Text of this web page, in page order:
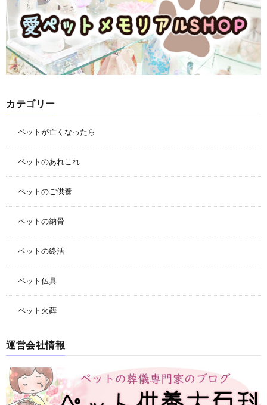
カテゴリー
ペットが亡くなったら
ペットのあれこれ
ペットのご供養
ペットの納骨
ペットの終活
ペット仏具
ペット火葬
運営会社情報